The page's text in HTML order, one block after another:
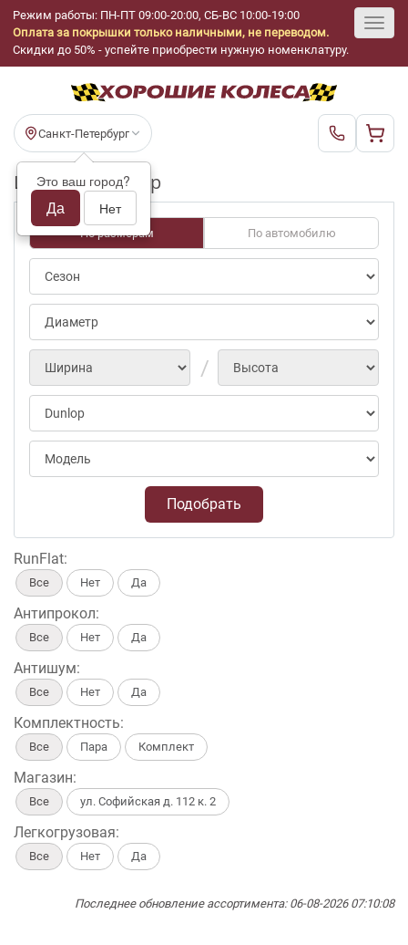
Режим работы: ПН-ПТ 09:00-20:00, СБ-ВС 10:00-19:00
Оплата за покрышки только наличными, не переводом.
Скидки до 50% - успейте приобрести нужную номенклатуру.
Санкт-Петербург
Это ваш город?
Да Нет
Шины бу Dunlop
По размерам По автомобилю
Подобрать
RunFlat:
Все Нет Да
Антипрокол:
Все Нет Да
Антишум:
Все Нет Да
Комплектность:
Все Пара Комплект
Магазин:
Все ул. Софийская д. 112 к. 2
Легкогрузовая:
Все Нет Да
Последнее обновление ассортимента: 06-08-2026 07:10:08